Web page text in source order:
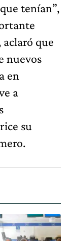
tenían”,
aclaró que
nuevos
en
a
su